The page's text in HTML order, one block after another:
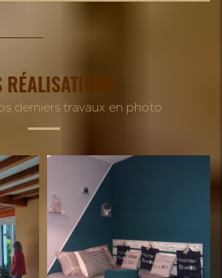
RÉALISATIONS
derniers travaux en photo